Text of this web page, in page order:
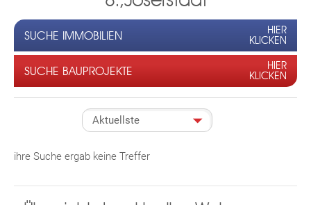
SUCHE IMMOBILIEN
HIER
KLICKEN
SUCHE BAUPROJEKTE
HIER
KLICKEN
ihre Suche ergab keine Treffer